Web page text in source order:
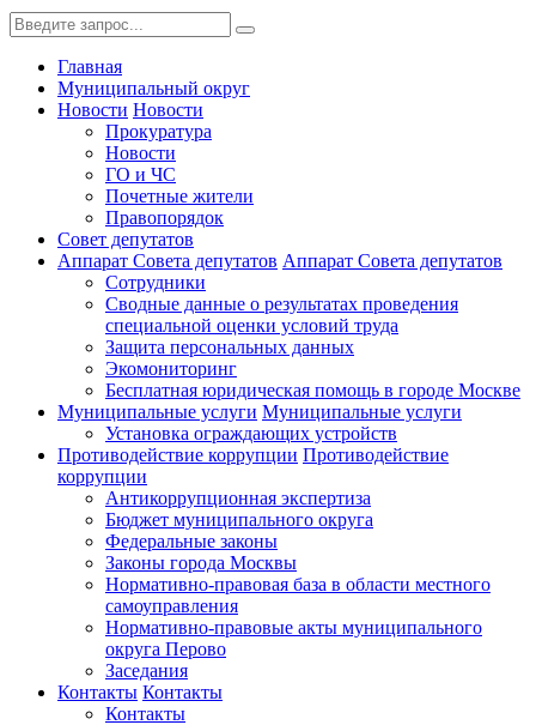
Главная
Муниципальный округ
Новости Новости
Прокуратура
Новости
ГО и ЧС
Почетные жители
Правопорядок
Совет депутатов
Аппарат Совета депутатов Аппарат Совета депутатов
Сотрудники
Сводные данные о результатах проведения
специальной оценки условий труда
Защита персональных данных
Экомониторинг
Бесплатная юридическая помощь в городе Москве
Муниципальные услуги Муниципальные услуги
Установка ограждающих устройств
Противодействие коррупции Противодействие
коррупции
Антикоррупционная экспертиза
Бюджет муниципального округа
Федеральные законы
Законы города Москвы
Нормативно-правовая база в области местного
самоуправления
Нормативно-правовые акты муниципального
округа Перово
Заседания
Контакты Контакты
Контакты